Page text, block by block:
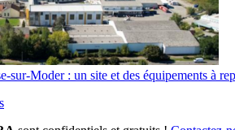
sur-Moder : un site et des équipements à